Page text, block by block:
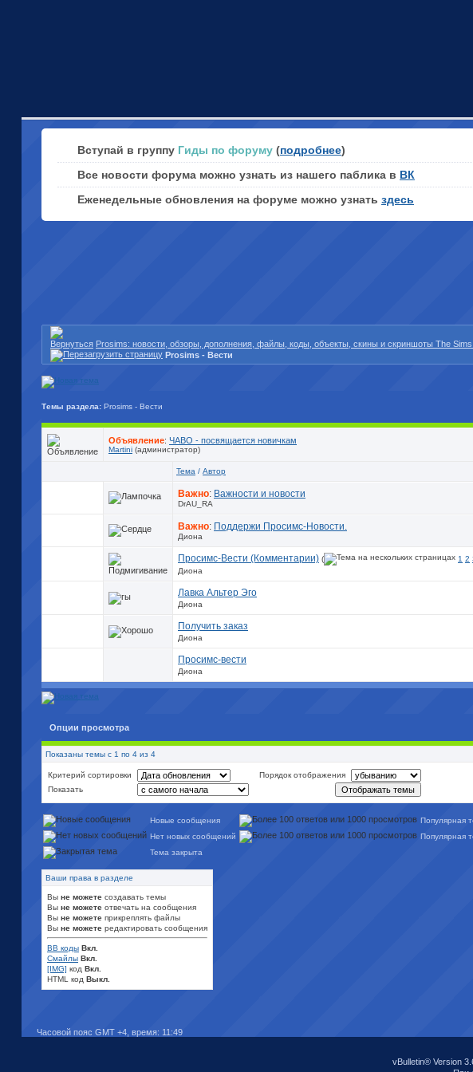
Вступай в группу Гиды по форуму (подробнее)
Все новости форума можно узнать из нашего паблика в ВК
Еженедельные обновления на форуме можно узнать здесь
Prosims: новости, обзоры, дополнения, файлы, коды, объекты, скины и скриншоты The
Prosims - Вести
Темы раздела: Prosims - Вести
Объявление: ЧАВО - посвящается новичкам
Martini (администратор)
Тема / Автор
Важно: Важности и новости
DrAU_RA
Важно: Поддержи Просимс-Новости.
Диона
Просимс-Вести (Комментарии) ( 1 2
Диона
Лавка Альтер Эго
Диона
Получить заказ
Диона
Просимс-вести
Диона
Опции просмотра
Показаны темы с 1 по 4 из 4
Критерий сортировки
Порядок отображения
Показать
Новые сообщения
Популярная
Нет новых сообщений
Популярная
Тема закрыта
Ваши права в разделе
Вы не можете создавать темы
Вы не можете отвечать на сообщения
Вы не можете прикреплять файлы
Вы не можете редактировать сообщения
BB коды Вкл.
Смайлы Вкл.
[IMG] код Вкл.
HTML код Выкл.
Часовой пояс GMT +4, время: 11:49
vBulletin® Version